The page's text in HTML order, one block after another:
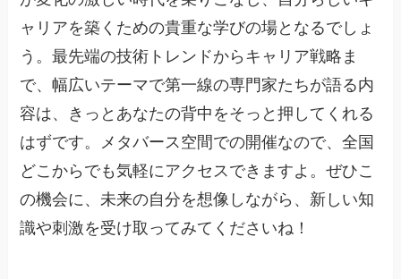
ャリアを築くための貴重な学びの場となるでしょ
う。最先端の技術トレンドからキャリア戦略ま
で、幅広いテーマで第一線の専門家たちが語る内
容は、きっとあなたの背中をそっと押してくれる
はずです。メタバース空間での開催なので、全国
どこからでも気軽にアクセスできますよ。ぜひこ
の機会に、未来の自分を想像しながら、新しい知
識や刺激を受け取ってみてくださいね！